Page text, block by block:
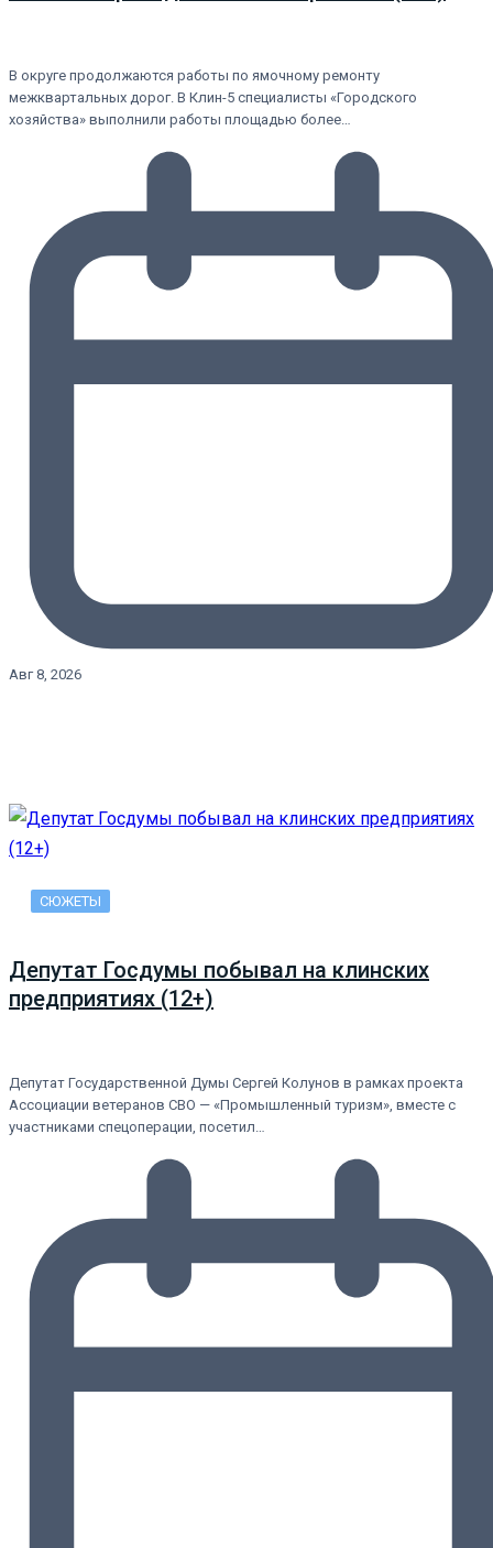
В округе продолжаются работы по ямочному ремонту
межквартальных дорог. В Клин-5 специалисты «Городского
хозяйства» выполнили работы площадью более…
Авг 8, 2026
СЮЖЕТЫ
Депутат Госдумы побывал на клинских
предприятиях (12+)
Депутат Государственной Думы Сергей Колунов в рамках проекта
Ассоциации ветеранов СВО — «Промышленный туризм», вместе с
участниками спецоперации, посетил…